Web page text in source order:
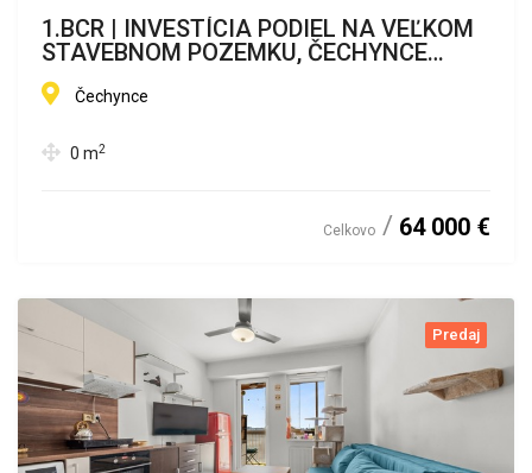
1.BCR | INVESTÍCIA PODIEL NA VEĽKOM
STAVEBNOM POZEMKU, ČECHYNCE
OKRES
Čechynce
0 m2
Celkovo 64 000 €
Predaj